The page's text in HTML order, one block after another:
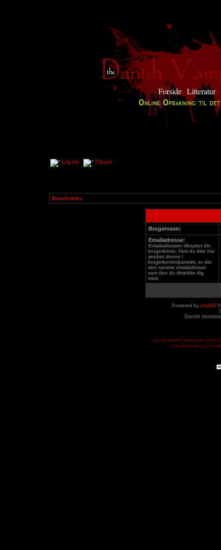
Forside | Litteratur |
Log ind Tilmeld
Boardindeks
Brugernavn:
Emailadresse:
Emailadressen tilknyttet din
brugerkonto. Hvis du ikke har
ændret denne i
brugerkontrolpanelet, er det
den samme emailadresse
som den du tilmeldte dig
med.
Powered by phpBB
Danish
Alle rettigheder forbeholdes
Alle donationer går til